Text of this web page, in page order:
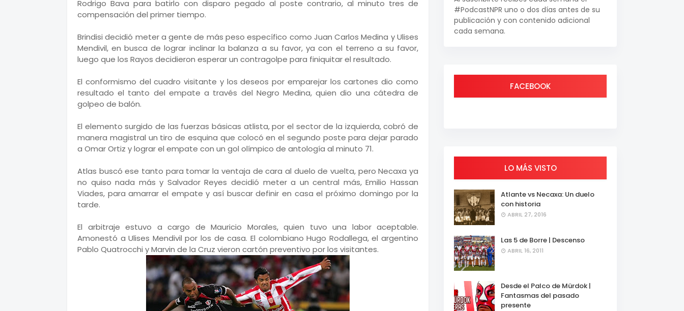
Rodrigo Bava para batirlo con disparo pegado al poste contrario, al minuto tres de
compensación del primer tiempo.
Brindisi decidió meter a gente de más peso específico como Juan Carlos Medina y Ulises
Mendivil, en busca de lograr inclinar la balanza a su favor, ya con el terreno a su favor,
luego que los Rayos decidieron esperar un contragolpe para finiquitar el resultado.
El conformismo del cuadro visitante y los deseos por emparejar los cartones dio como
resultado el tanto del empate a través del Negro Medina, quien dio una cátedra de
golpeo de balón.
El elemento surgido de las fuerzas básicas atlista, por el sector de la izquierda, cobró de
manera magistral un tiro de esquina que colocó en el segundo poste para dejar parado
a Omar Ortiz y lograr el empate con un gol olímpico de antología al minuto 71.
Atlas buscó ese tanto para tomar la ventaja de cara al duelo de vuelta, pero Necaxa ya
no quiso nada más y Salvador Reyes decidió meter a un central más, Emilio Hassan
Viades, para amarrar el empate y así buscar definir en casa el próximo domingo por la
tarde.
El arbitraje estuvo a cargo de Mauricio Morales, quien tuvo una labor aceptable.
Amonestó a Ulises Mendivil por los de casa. El colombiano Hugo Rodallega, el argentino
Pablo Quatrocchi y Marvin de la Cruz vieron cartón preventivo por los visitantes.
#PodcastNPR uno o dos días antes de su
publicación y con contenido adicional
cada semana.
FACEBOOK
LO MÁS VISTO
Atlante vs Necaxa: Un duelo
con historia
ABRIL 27, 2016
Las 5 de Borre | Descenso
ABRIL 16, 2011
Desde el Palco de Mürdok |
Fantasmas del pasado
presente